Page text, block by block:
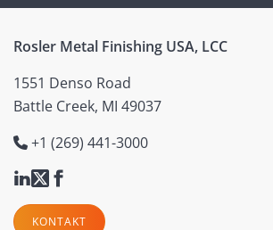
Rosler Metal Finishing USA, LCC
1551 Denso Road
Battle Creek, MI 49037
+1 (269) 441-3000
KONTAKT